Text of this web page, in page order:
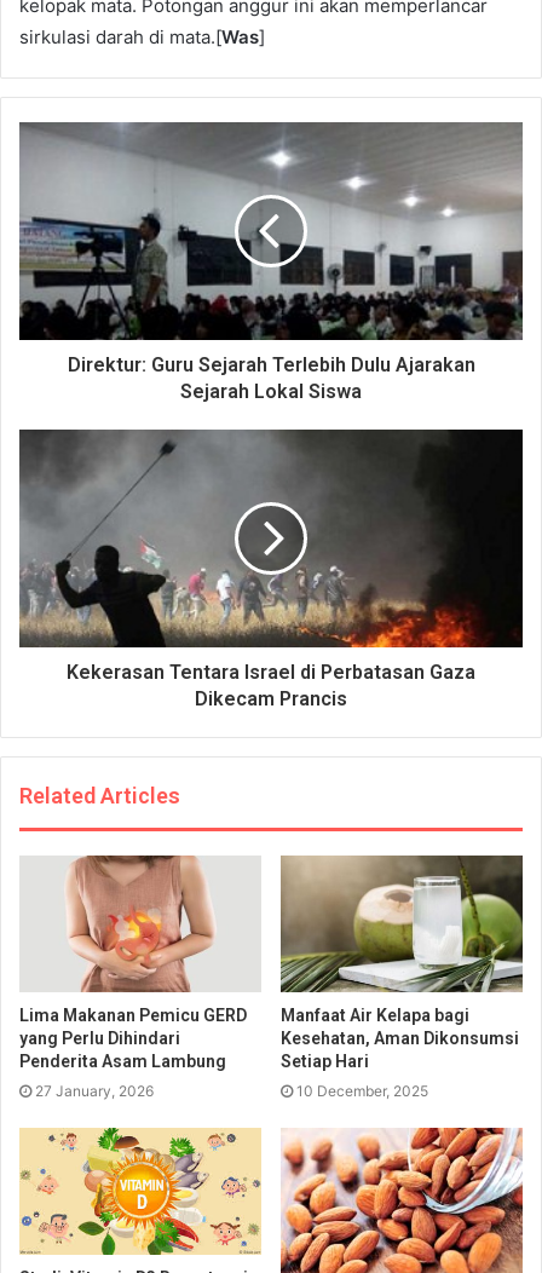
kelopak mata. Potongan anggur ini akan memperlancar
sirkulasi darah di mata.[Was]
Direktur: Guru Sejarah Terlebih Dulu Ajarakan
Sejarah Lokal Siswa
Kekerasan Tentara Israel di Perbatasan Gaza
Dikecam Prancis
Related Articles
Lima Makanan Pemicu GERD
yang Perlu Dihindari
Penderita Asam Lambung
27 January, 2026
Manfaat Air Kelapa bagi
Kesehatan, Aman Dikonsumsi
Setiap Hari
10 December, 2025